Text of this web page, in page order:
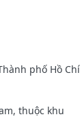
phố Hồ Chí
thuộc khu